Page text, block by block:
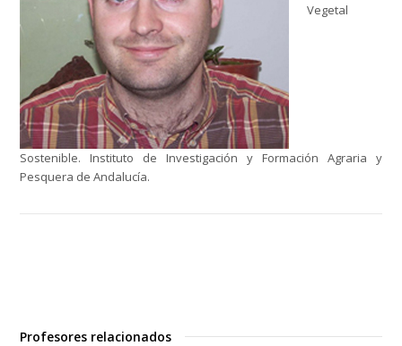
Vegetal
Sostenible. Instituto de Investigación y Formación Agraria y
Pesquera de Andalucía.
Profesores relacionados